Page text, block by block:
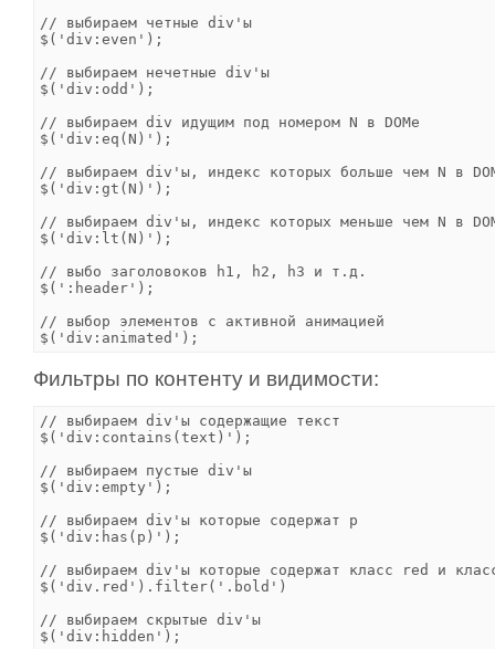
// выбираем четные div'ы
$('div:even');
// выбираем нечетные div'ы
$('div:odd');
// выбираем div идущим под номером N в DOMe
$('div:eq(N)');
// выбираем div'ы, индекс которых больше чем N в
$('div:gt(N)');
// выбираем div'ы, индекс которых меньше чем N в
$('div:lt(N)');
// выбо заголовоков h1, h2, h3 и т.д.
$(':header');
// выбор элементов с активной анимацией
Фильтры по контенту и видимости:
// выбираем div'ы содержащие текст
$('div:contains(text)');
// выбираем пустые div'ы
$('div:empty');
// выбираем div'ы которые содержат p
$('div:has(p)');
// выбираем div'ы которые содержат класс red и
$('div.red').filter('.bold')
// выбираем скрытые div'ы
$('div:hidden');